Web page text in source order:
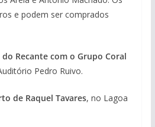
e podem ser comprados
Recante com o Grupo Coral
Pedro Ruivo.
de Raquel Tavares, no Lagoa